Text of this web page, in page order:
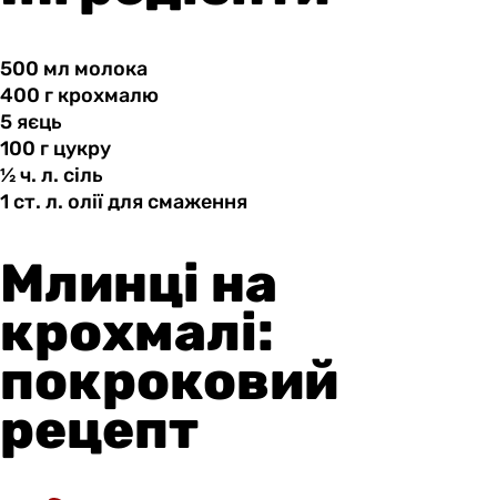
500 мл молока
400 г крохмалю
5 яєць
100 г цукру
½ ч. л. сіль
1 ст. л. олії для смаження
Млинці на
крохмалі:
покроковий
рецепт